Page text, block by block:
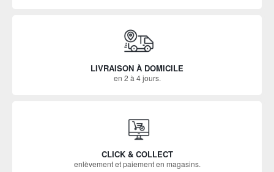
LIVRAISON À DOMICILE
en 2 à 4 jours.
CLICK & COLLECT
enlèvement et paiement en magasins.